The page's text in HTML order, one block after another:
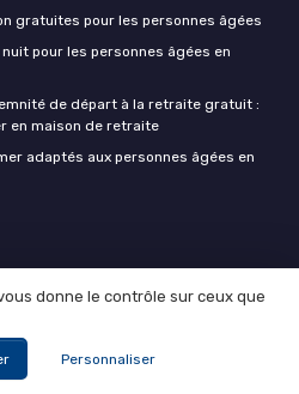
gratuites pour les personnes âgées
pour les personnes âgées en
de départ à la retraite gratuit :
en maison de retraite
adaptés aux personnes âgées en
: fonctionnement, critères et
donne le contrôle sur ceux que
Personnaliser